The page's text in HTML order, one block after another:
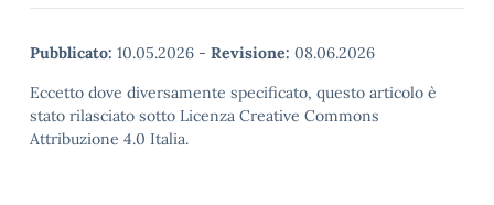
Pubblicato: 10.05.2026 - Revisione: 08.06.2026
Eccetto dove diversamente specificato, questo articolo è
stato rilasciato sotto Licenza Creative Commons
Attribuzione 4.0 Italia.